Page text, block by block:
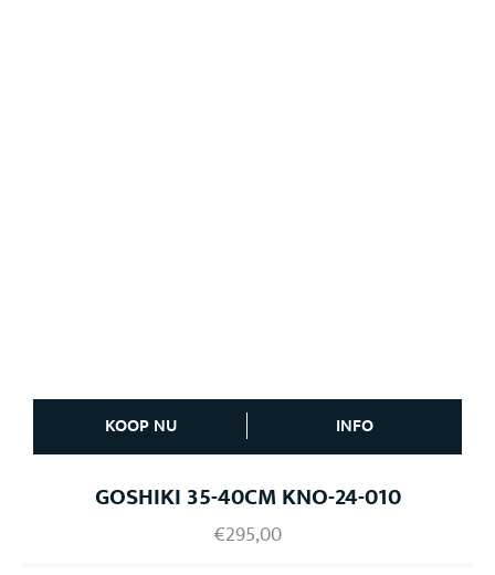
KOOP NU INFO
GOSHIKI 35-40CM KNO-24-010
€295,00